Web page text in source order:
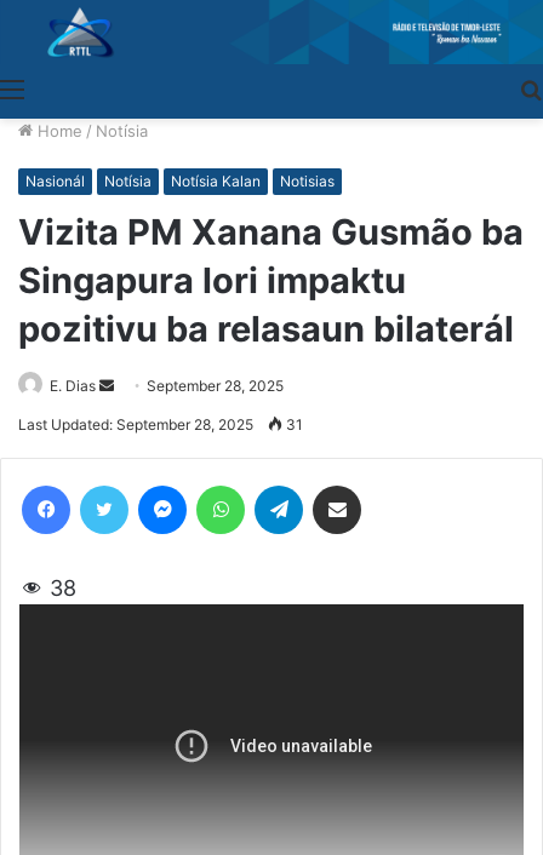
Home / Notísia
Nasionál Notísia Notísia Kalan Notisias
Vizita PM Xanana Gusmão ba
Singapura lori impaktu
pozitivu ba relasaun bilaterál
E. Dias
Send
an
September 28, 2025
Last Updated: September 28, 2025 31
38